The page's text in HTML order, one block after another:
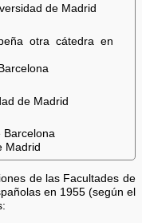
de Madrid
otra cátedra en
de Madrid
Barcelona
Madrid
de las Facultades de
en 1955 (según el